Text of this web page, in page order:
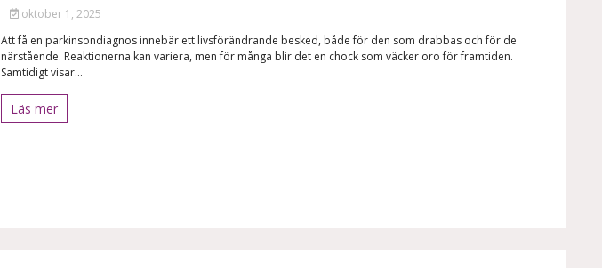
oktober 1, 2025
Att få en parkinsondiagnos innebär ett livsförändrande besked, både för den som drabbas och för de
närstående. Reaktionerna kan variera, men för många blir det en chock som väcker oro för framtiden.
Samtidigt visar...
Läs mer